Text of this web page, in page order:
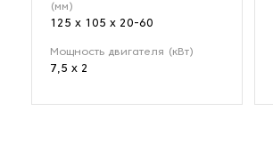
(мм)
125 x 105 x 20-60
Мощность двигателя (кВт)
7,5 х 2